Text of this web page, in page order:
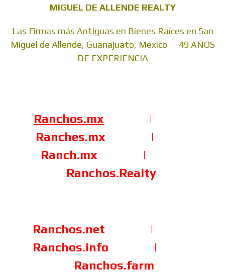
MIGUEL DE ALLENDE REALTY
Las Firmas más Antiguas en Bienes Raíces en San
Miguel de Allende, Guanajuato, Mexico | 49 AÑOS
DE EXPERIENCIA
Ranchos.mx
|
Ranches.mx
|
Ranch.mx
|
Ranchos.Realty
Ranchos.net
|
Ranchos.info
|
Ranchos.farm